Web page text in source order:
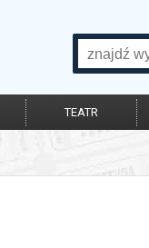
TEATR